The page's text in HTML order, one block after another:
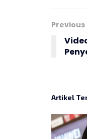
Previous
Artikel